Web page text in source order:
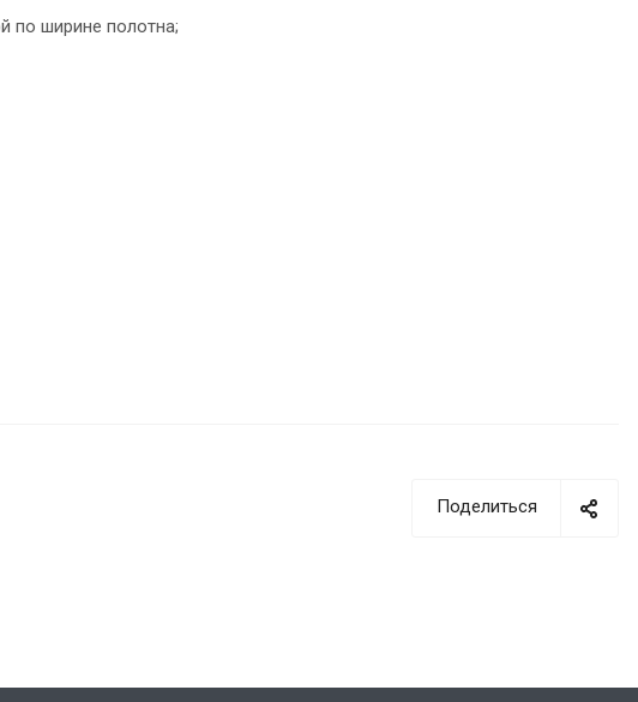
по ширине полотна;
Поделиться